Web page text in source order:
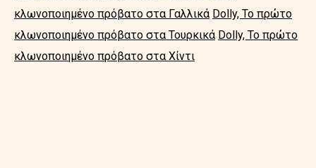
κλωνοποιημένο πρόβατο στα Γαλλικά Dolly, Το πρώτο
κλωνοποιημένο πρόβατο στα Τουρκικά Dolly, Το πρώτο
κλωνοποιημένο πρόβατο στα Χίντι